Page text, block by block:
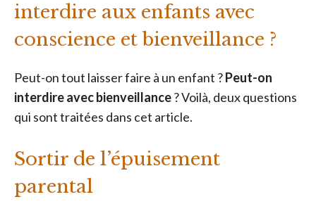
interdire aux enfants avec
conscience et bienveillance ?
Peut-on tout laisser faire à un enfant ?Peut-on
interdire avec bienveillance? Voilà, deux questions
qui sont traitées dans cet article.
Sortir de l’épuisement
parental